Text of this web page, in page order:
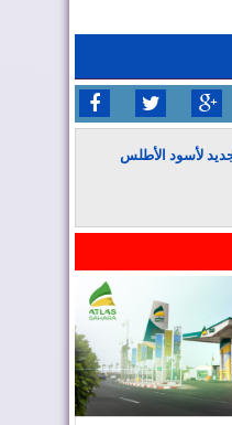
لأسود الأطلس
في صناعة الطيران